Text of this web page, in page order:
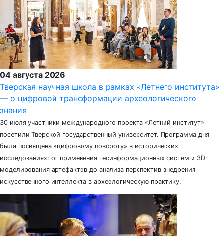
04 августа 2026
Тверская научная школа в рамках «Летнего института»
— о цифровой трансформации археологического
знания
30 июля участники международного проекта «Летний институт»
посетили Тверской государственный университет. Программа дня
была посвящена «цифровому повороту» в исторических
исследованиях: от применения геоинформационных систем и 3D-
моделирования артефактов до анализа перспектив внедрения
искусственного интеллекта в археологическую практику.